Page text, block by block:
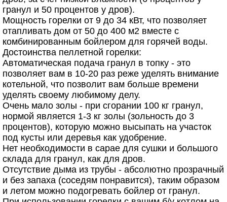
гранул и 50 процентов у дров).
Мощность горелки от 9 до 34 кВт, что позволяет
отапливать дом от 50 до 400 м2 вместе с
комбинированным бойлером для горячей воды.
Достоинства пеллетной горелки:
Автоматическая подача гранул в топку - это
позволяет вам в 10-20 раз реже уделять внимание
котельной, что позволит вам больше времени
уделять своему любимому делу.
Очень мало золы - при сгорании 100 кг гранул,
нормой является 1-3 кг золы (зольность до 3
процентов), которую можно высыпать на участок
под кусты или деревья как удобрение.
Нет необходимости в сарае для сушки и большого
склада для гранул, как для дров.
Отсутствие дыма из трубы - абсолютно прозрачный
и без запаха (соседям понравится), таким образом
и летом можно подогревать бойлер от гранул.